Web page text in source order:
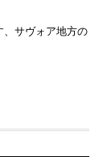
、サヴォア地方の